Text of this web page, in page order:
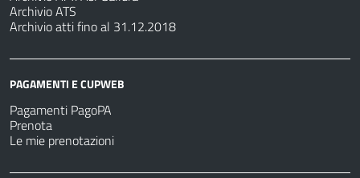
Archivio ATS
Archivio atti fino al 31.12.2018
PAGAMENTI E CUPWEB
Pagamenti PagoPA
Prenota
Le mie prenotazioni